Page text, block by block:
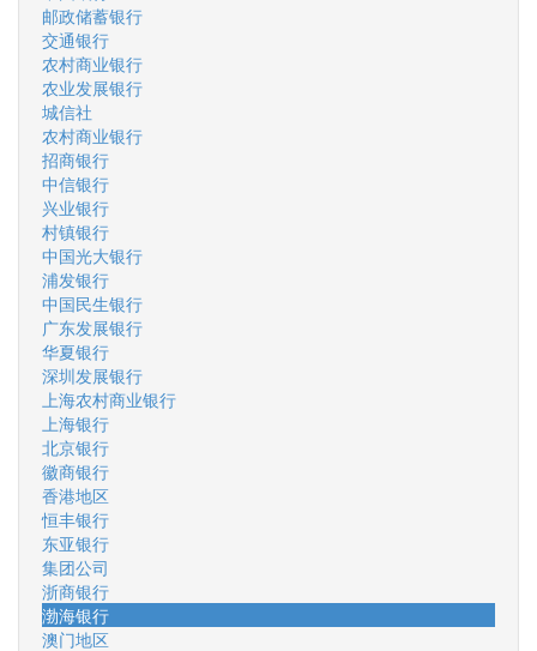
邮政储蓄银行
交通银行
农村商业银行
农业发展银行
城信社
农村商业银行
招商银行
中信银行
兴业银行
村镇银行
中国光大银行
浦发银行
中国民生银行
广东发展银行
华夏银行
深圳发展银行
上海农村商业银行
上海银行
北京银行
徽商银行
香港地区
恒丰银行
东亚银行
集团公司
浙商银行
渤海银行
澳门地区